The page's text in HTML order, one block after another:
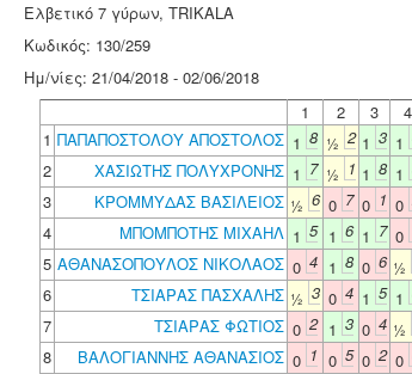
Ελβετικό 7 γύρων, TRIKALA
Κωδικός: 130/259
Ημ/νίες: 21/04/2018 - 02/06/2018
1
2 3 4
1 ΠΑΠΑΠΟΣΤΟΛΟΥ ΑΠΟΣΤΟΛΟΣ 1 8 ½ 2 1 3 1
2
ΧΑΣΙΩΤΗΣ ΠΟΛΥΧΡΟΝΗΣ 1 7 ½ 1 1 8 1
3
ΚΡΟΜΜΥΔΑΣ ΒΑΣΙΛΕΙΟΣ ½ 6 0 7 0 1 0
4
ΜΠΟΜΠΟΤΗΣ ΜΙΧΑΗΛ 1 5 1 6 1 7 0
5 ΑΘΑΝΑΣΟΠΟΥΛΟΣ ΝΙΚΟΛΑΟΣ 0 4 1 8 0 6 ½
6
ΤΣΙΑΡΑΣ ΠΑΣΧΑΛΗΣ ½ 3 0 4 1 5 1
7
ΤΣΙΑΡΑΣ ΦΩΤΙΟΣ 0 2 1 3 0 4 ½
8
ΒΑΛΟΓΙΑΝΝΗΣ ΑΘΑΝΑΣΙΟΣ 0 1 0 5 0 2 0